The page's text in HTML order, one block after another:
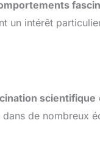
un intérêt
scientifique
de nombreux